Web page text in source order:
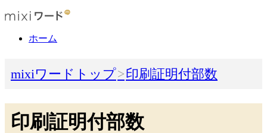
ホーム
mixiワードトップ 印刷証明付部数
印刷証明付部数